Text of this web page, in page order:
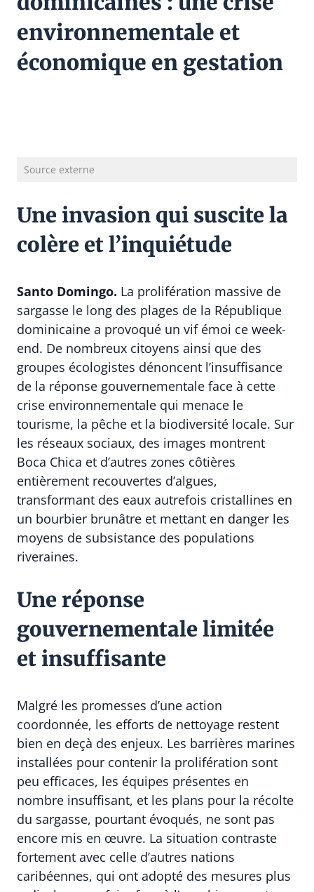
environnementale et
économique en gestation
Source externe
Une invasion qui suscite la
colère et l’inquiétude
Santo Domingo. La prolifération massive de
sargasse le long des plages de la République
dominicaine a provoqué un vif émoi ce week-
end. De nombreux citoyens ainsi que des
groupes écologistes dénoncent l’insuffisance
de la réponse gouvernementale face à cette
crise environnementale qui menace le
tourisme, la pêche et la biodiversité locale. Sur
les réseaux sociaux, des images montrent
Boca Chica et d’autres zones côtières
entièrement recouvertes d’algues,
transformant des eaux autrefois cristallines en
un bourbier brunâtre et mettant en danger les
moyens de subsistance des populations
riveraines.
Une réponse
gouvernementale limitée
et insuffisante
Malgré les promesses d’une action
coordonnée, les efforts de nettoyage restent
bien en deçà des enjeux. Les barrières marines
installées pour contenir la prolifération sont
peu efficaces, les équipes présentes en
nombre insuffisant, et les plans pour la récolte
du sargasse, pourtant évoqués, ne sont pas
encore mis en œuvre. La situation contraste
fortement avec celle d’autres nations
caribéennes, qui ont adopté des mesures plus